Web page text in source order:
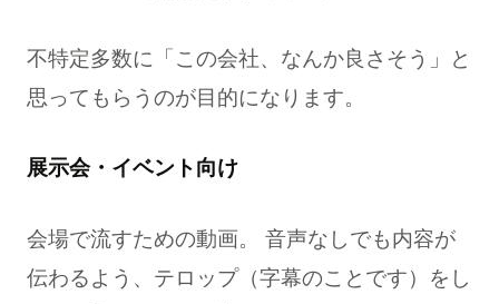
不特定多数に「この会社、なんか良さそう」と
思ってもらうのが目的になります。
展示会・イベント向け
会場で流すための動画。 音声なしでも内容が
伝わるよう、テロップ（字幕のことです）をし